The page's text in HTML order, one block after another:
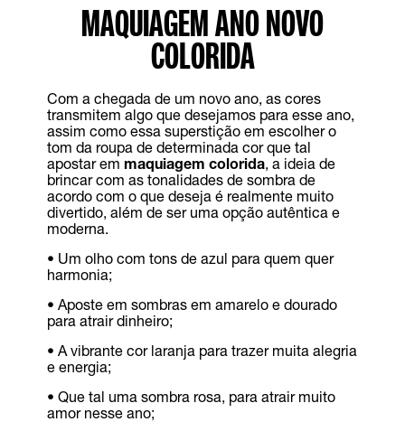
MAQUIAGEM ANO NOVO
COLORIDA
Com a chegada de um novo ano, as cores
transmitem algo que desejamos para esse ano,
assim como essa superstição em escolher o
tom da roupa de determinada cor que tal
apostar em maquiagem colorida, a ideia de
brincar com as tonalidades de sombra de
acordo com o que deseja é realmente muito
divertido, além de ser uma opção autêntica e
moderna.
• Um olho com tons de azul para quem quer
harmonia;
• Aposte em sombras em amarelo e dourado
para atrair dinheiro;
• A vibrante cor laranja para trazer muita alegria
e energia;
• Que tal uma sombra rosa, para atrair muito
amor nesse ano;